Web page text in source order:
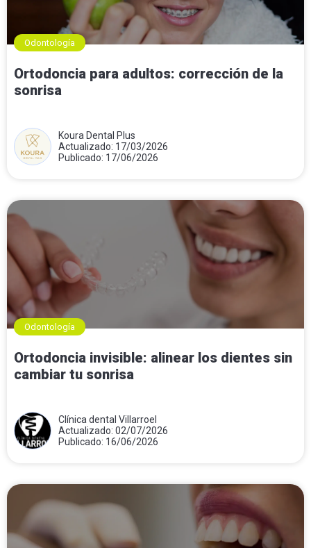
Odontología
Ortodoncia para adultos: corrección de la
sonrisa
Koura Dental Plus
Actualizado: 17/03/2026
Publicado: 17/06/2026
Odontología
Ortodoncia invisible: alinear los dientes sin
cambiar tu sonrisa
Clínica dental Villarroel
Actualizado: 02/07/2026
Publicado: 16/06/2026